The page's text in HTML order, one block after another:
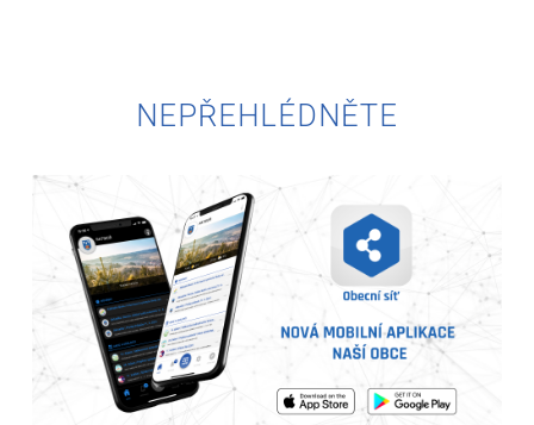
NEPŘEHLÉDNĚTE